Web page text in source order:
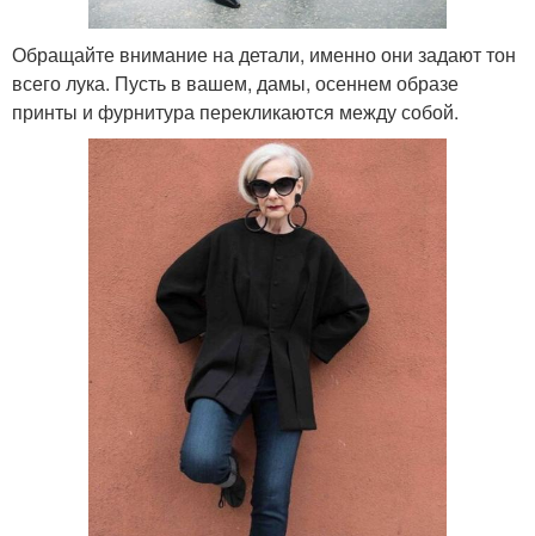
Обращайте внимание на детали, именно они задают тон
всего лука. Пусть в вашем, дамы, осеннем образе
принты и фурнитура перекликаются между собой.